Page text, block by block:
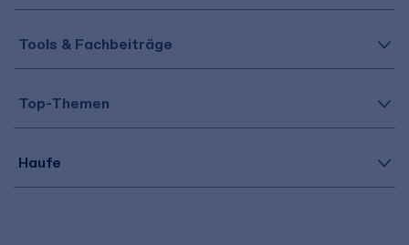
Tools & Fachbeiträge
Top-Themen
Haufe